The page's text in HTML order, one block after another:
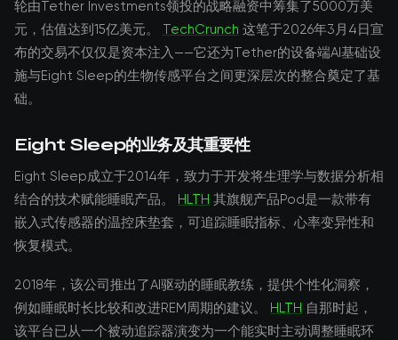
轮由Tether Investments领投的战略融资中筹集了5000万美
元，估值达到15亿美元。 TechCrunch 这笔于2026年3月4日宣
布的交易不仅仅是资本注入——它还为Tether的设备端AI基础设
施与Eight Sleep的生物传感平台之间更深层次的整合奠定了基
础。
Eight Sleep的业务及其重要性
Eight Sleep成立于2014年，致力于开发将生理学与数据分析相
结合的技术赋能睡眠产品。 HLTH 其旗舰产品Pod是一款带有
嵌入式传感器的温控床垫套，可追踪睡眠指标、心率变异性和
恢复模式。
2018年，该公司推出了AI驱动的睡眠教练，提供个性化洞察，
例如睡眠时长比较和改进REM周期的建议。 HLTH 自那时起，
该平台已从一个被动追踪器演变为一个能实时主动调整睡眠环